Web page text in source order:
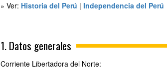
» Ver: Historia del Perú | Independencia del Perú
1. Datos generales
Corriente Libertadora del Norte: